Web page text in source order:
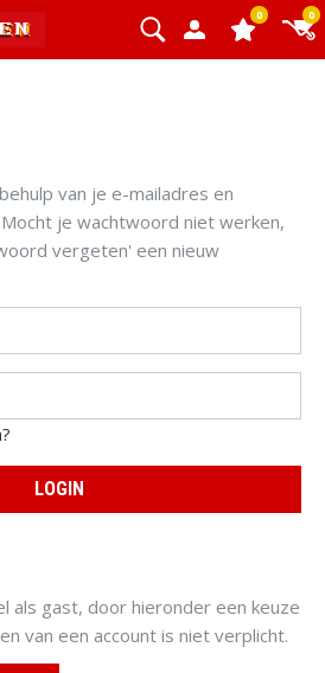
0 0
van je e-mailadres en
je wachtwoord niet werken,
vergeten' een nieuw
als gast, door hieronder een keuze
van een account is niet verplicht.